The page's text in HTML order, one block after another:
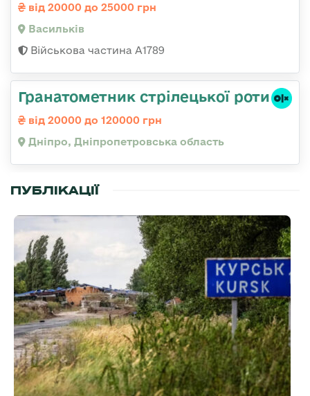
від 20000 до 25000 грн
Васильків
Військова частина А1789
Гранатометник стрілецької роти
від 20000 до 120000 грн
Дніпро, Дніпропетровська область
ПУБЛІКАЦІЇ